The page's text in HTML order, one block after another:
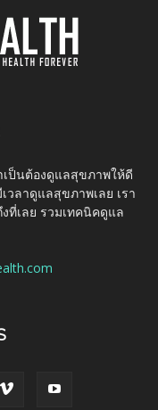
ป็นต้องดูแลสุขภาพให้ดี
วลาดูแลสุขภาพเลย เรา
ที่เลย รวมเทคนิคดูแล